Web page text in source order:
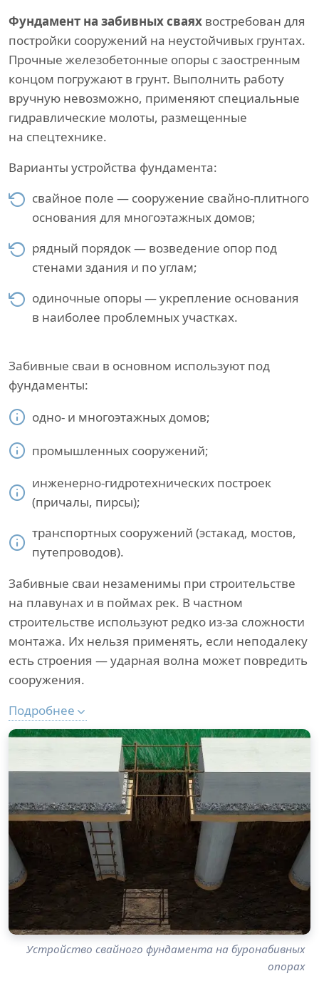
Фундамент на забивных сваях востребован для
постройки сооружений на неустойчивых грунтах.
Прочные железобетонные опоры с заостренным
концом погружают в грунт. Выполнить работу
вручную невозможно, применяют специальные
гидравлические молоты, размещенные
на спецтехнике.
Варианты устройства фундамента:
свайное поле — сооружение свайно-плитного
основания для многоэтажных домов;
рядный порядок — возведение опор под
стенами здания и по углам;
одиночные опоры — укрепление основания
в наиболее проблемных участках.
Забивные сваи в основном используют под
фундаменты:
одно- и многоэтажных домов;
промышленных сооружений;
инженерно-гидротехнических построек
(причалы, пирсы);
транспортных сооружений (эстакад, мостов,
путепроводов).
Забивные сваи незаменимы при строительстве
на плавунах и в поймах рек. В частном
строительстве используют редко из-за сложности
монтажа. Их нельзя применять, если неподалеку
есть строения — ударная волна может повредить
сооружения.
Подробнее
Устройство свайного фундамента на буронабивных
опорах